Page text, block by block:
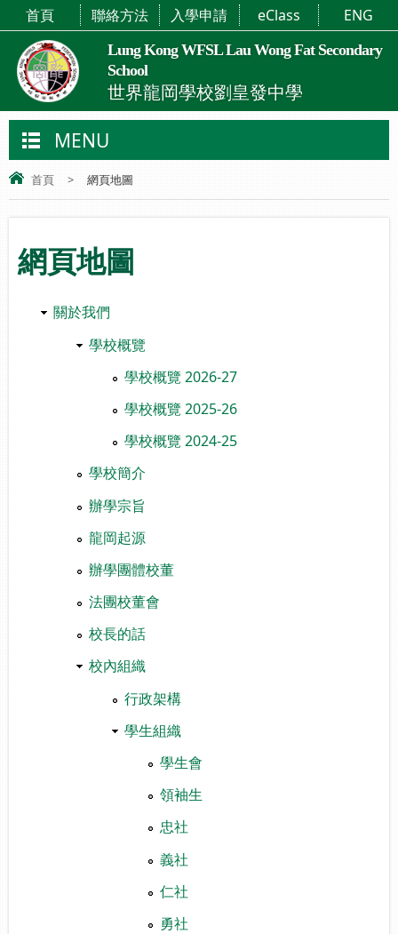
Lung Kong WFSL Lau Wong Fat Secondary
School
世界龍岡學校劉皇發中學
首頁 聯絡方法 入學申請 eClass ENG
MENU
首頁 > 網頁地圖
網頁地圖
關於我們
學校概覽
學校概覽 2026-27
學校概覽 2025-26
學校概覽 2024-25
學校簡介
辦學宗旨
龍岡起源
辦學團體校董
法團校董會
校長的話
校內組織
行政架構
學生組織
學生會
領袖生
忠社
義社
仁社
勇社